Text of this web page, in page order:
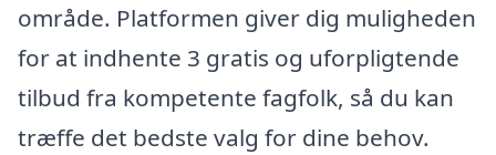
område. Platformen giver dig muligheden
for at indhente 3 gratis og uforpligtende
tilbud fra kompetente fagfolk, så du kan
træffe det bedste valg for dine behov.